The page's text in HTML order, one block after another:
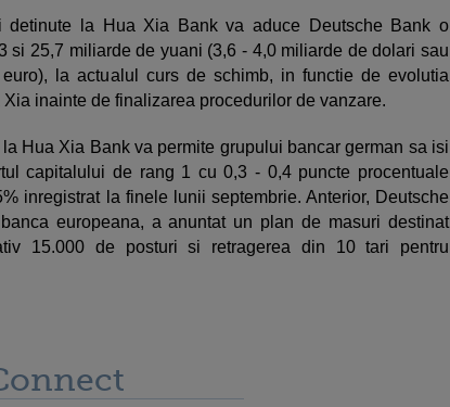
detinute la Hua Xia Bank va aduce Deutsche Bank o
si 25,7 miliarde de yuani (3,6 - 4,0 miliarde de dolari sau
la actualul curs de schimb, in functie de evolutia
inainte de finalizarea procedurilor de vanzare.
Hua Xia Bank va permite grupului bancar german sa isi
capitalului de rang 1 cu 0,3 - 0,4 puncte procentuale
inregistrat la finele lunii septembrie. Anterior, Deutsche
europeana, a anuntat un plan de masuri destinat
15.000 de posturi si retragerea din 10 tari pentru